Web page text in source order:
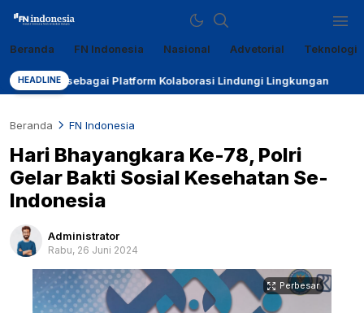
fn-indonesia.com
Sumber Referensi Terpercaya
Beranda FN Indonesia Nasional Advetorial Teknologi
HEADLINE
sebagai Platform Kolaborasi Lindungi Lingkungan
Beranda FN Indonesia
Hari Bhayangkara Ke-78, Polri
Gelar Bakti Sosial Kesehatan Se-
Indonesia
Administrator
Rabu, 26 Juni 2024
Perbesar